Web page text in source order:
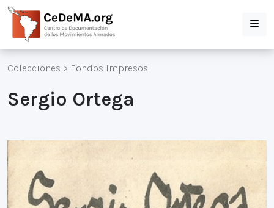
Colecciones > Fondos Impresos
Sergio Ortega